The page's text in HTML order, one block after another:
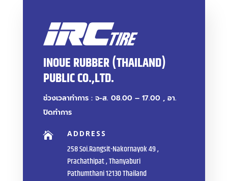
INOUE RUBBER (THAILAND)
PUBLIC CO.,LTD.
ช่วงเวลาทำการ : จ-ส. 08.00 – 17.00 , อา.
ปิดทำการ
 ADDRESS
258 Soi.Rangsit-Nakornayok 49 ,
Prachathipat , Thanyaburi
Pathumthani 12130 Thailand